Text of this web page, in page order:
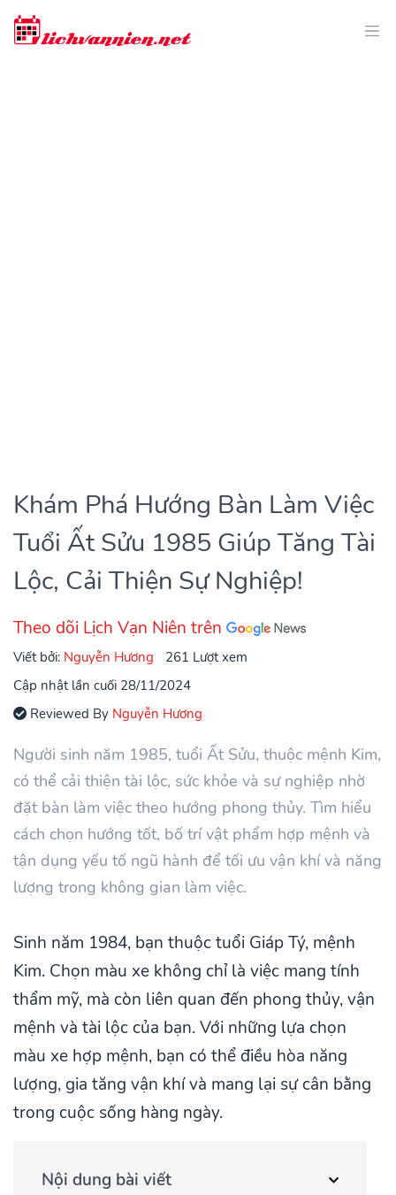
Khám Phá Hướng Bàn Làm Việc
Tuổi Ất Sửu 1985 Giúp Tăng Tài
Lộc, Cải Thiện Sự Nghiệp!
Theo dõi Lịch Vạn Niên trên
Viết bởi: Nguyễn Hương
261 Lượt xem
Cập nhật lần cuối 28/11/2024
Reviewed By Nguyễn Hương
Người sinh năm 1985, tuổi Ất Sửu, thuộc mệnh Kim,
có thể cải thiện tài lộc, sức khỏe và sự nghiệp nhờ
đặt bàn làm việc theo hướng phong thủy. Tìm hiểu
cách chọn hướng tốt, bố trí vật phẩm hợp mệnh và
tận dụng yếu tố ngũ hành để tối ưu vận khí và năng
lượng trong không gian làm việc.
Sinh năm 1984, bạn thuộc tuổi Giáp Tý, mệnh
Kim. Chọn màu xe không chỉ là việc mang tính
thẩm mỹ, mà còn liên quan đến phong thủy, vận
mệnh và tài lộc của bạn. Với những lựa chọn
màu xe hợp mệnh, bạn có thể điều hòa năng
lượng, gia tăng vận khí và mang lại sự cân bằng
trong cuộc sống hàng ngày.
Nội dung bài viết